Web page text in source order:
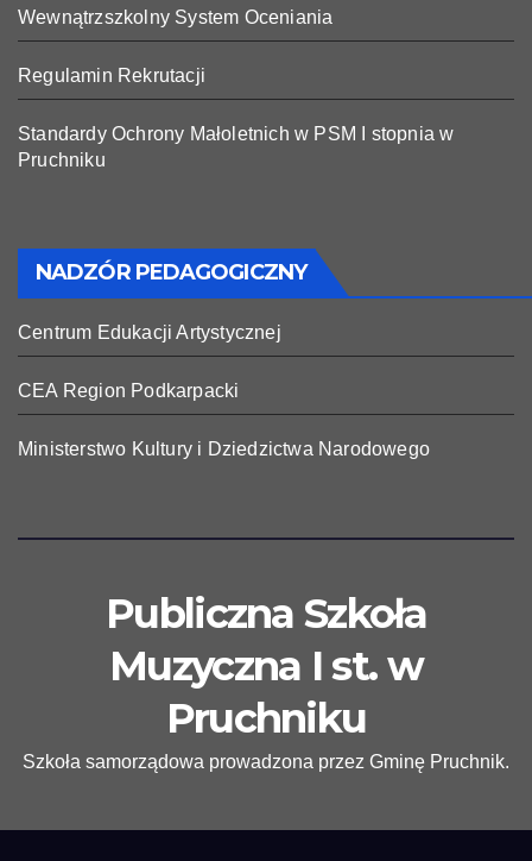
Wewnątrzszkolny System Oceniania
Regulamin Rekrutacji
Standardy Ochrony Małoletnich w PSM I stopnia w
Pruchniku
NADZÓR PEDAGOGICZNY
Centrum Edukacji Artystycznej
CEA Region Podkarpacki
Ministerstwo Kultury i Dziedzictwa Narodowego
Publiczna Szkoła
Muzyczna I st. w
Pruchniku
Szkoła samorządowa prowadzona przez Gminę Pruchnik.